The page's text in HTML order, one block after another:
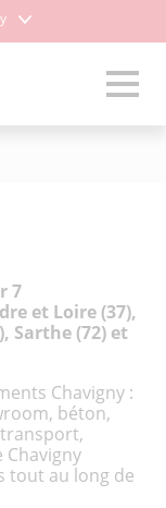
7
et Loire (37),
Sarthe (72) et
Chavigny :
béton,
Chavigny
tout au long de